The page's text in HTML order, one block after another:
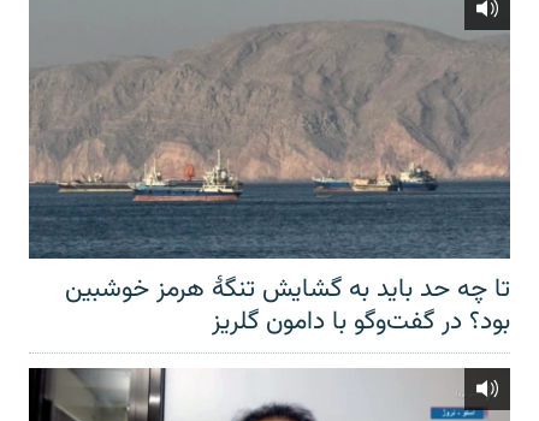
تا چه حد باید به گشایش تنگهٔ هرمز خوشبین
بود؟ در گفت‌وگو با دامون گلریز